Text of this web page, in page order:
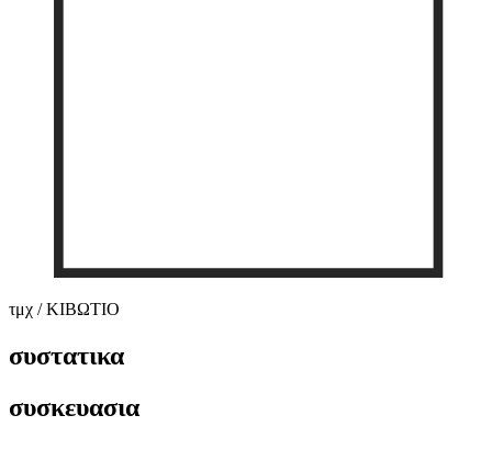
τμχ / ΚΙΒΩΤΙΟ
συστατικα
συσκευασια